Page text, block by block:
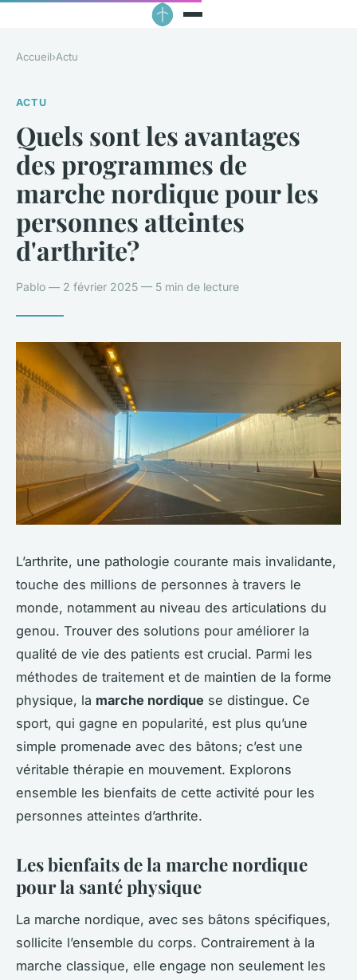
Accueil›Actu
ACTU
Quels sont les avantages
des programmes de
marche nordique pour les
personnes atteintes
d'arthrite?
Pablo — 2 février 2025 — 5 min de lecture
L’arthrite, une pathologie courante mais invalidante,
touche des millions de personnes à travers le
monde, notamment au niveau des articulations du
genou. Trouver des solutions pour améliorer la
qualité de vie des patients est crucial. Parmi les
méthodes de traitement et de maintien de la forme
physique, la marche nordique se distingue. Ce
sport, qui gagne en popularité, est plus qu’une
simple promenade avec des bâtons; c’est une
véritable thérapie en mouvement. Explorons
ensemble les bienfaits de cette activité pour les
personnes atteintes d’arthrite.
Les bienfaits de la marche nordique
pour la santé physique
La marche nordique, avec ses bâtons spécifiques,
sollicite l’ensemble du corps. Contrairement à la
marche classique, elle engage non seulement les